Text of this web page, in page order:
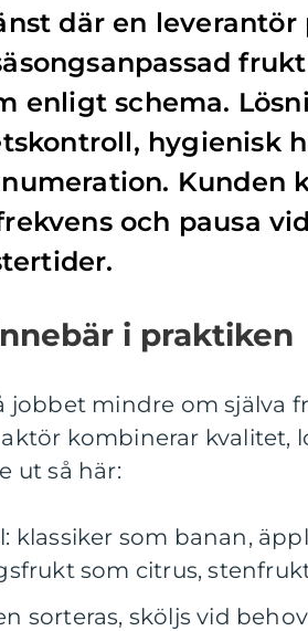
där en leverantör
enligt schema.
hygienisk
Kunden
och pausa
i praktiken
jobbet mindre om själva
kombinerar kvalitet,
ut så här:
klassiker som banan,
som citrus,
sorteras, sköljs vid